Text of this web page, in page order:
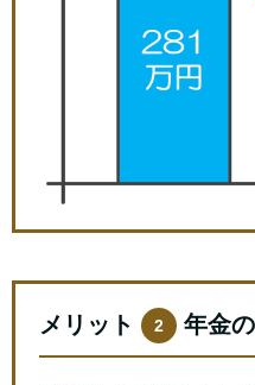
メリット 2 年金